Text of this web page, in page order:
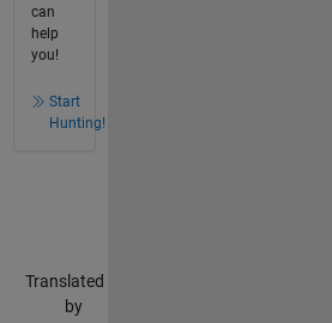
can
help
you!
Start
Hunting!
Translated
by